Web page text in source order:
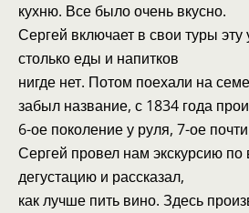
кухню. Все было очень вкусно.
Сергей включает в свои туры эту
столько еды и напитков
нигде нет. Потом поехали на
забыл название, с 1834 года
6-ое поколение у руля, 7-ое
Сергей провел нам экскурсию по
дегустацию и рассказал,
как лучше пить вино. Здесь